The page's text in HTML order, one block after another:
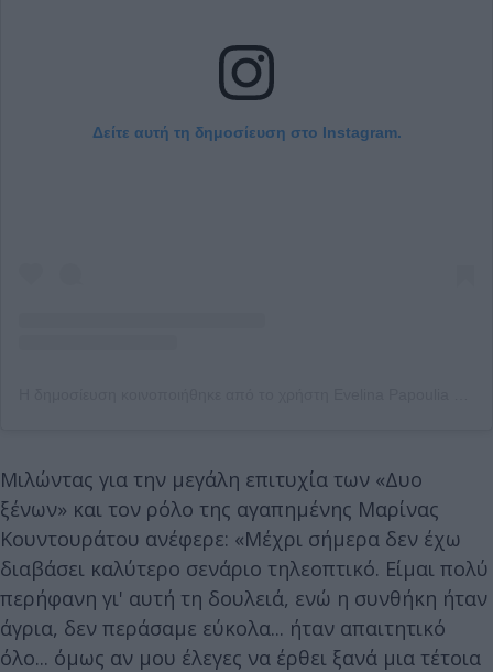
Δείτε αυτή τη δημοσίευση στο Instagram.
Μιλώντας για την μεγάλη επιτυχία των «Δυο
ξένων» και τον ρόλο της αγαπημένης Μαρίνας
Κουντουράτου ανέφερε: «Μέχρι σήμερα δεν έχω
διαβάσει καλύτερο σενάριο τηλεοπτικό. Είμαι πολύ
περήφανη γι' αυτή τη δουλειά, ενώ η συνθήκη ήταν
άγρια, δεν περάσαμε εύκολα... ήταν απαιτητικό
όλο... όμως αν μου έλεγες να έρθει ξανά μια τέτοια